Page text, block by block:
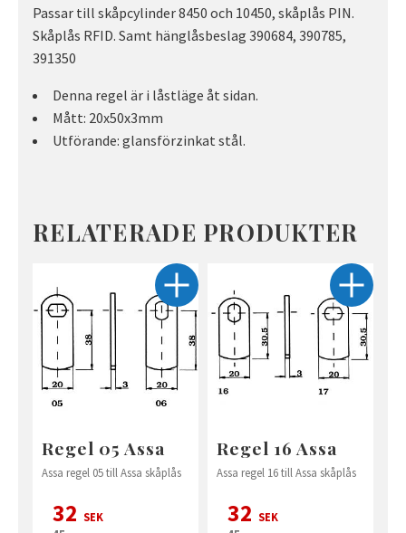
Passar till skåpcylinder 8450 och 10450, skåplås PIN.
Skåplås RFID. Samt hänglåsbeslag 390684, 390785,
391350
Denna regel är i låstläge åt sidan.
Mått: 20x50x3mm
Utförande: glansförzinkat stål.
RELATERADE PRODUKTER
Regel 05 Assa
Assa regel 05 till Assa skåplås
32 SEK
Regel 16 Assa
Assa regel 16 till Assa skåplås
32 SEK